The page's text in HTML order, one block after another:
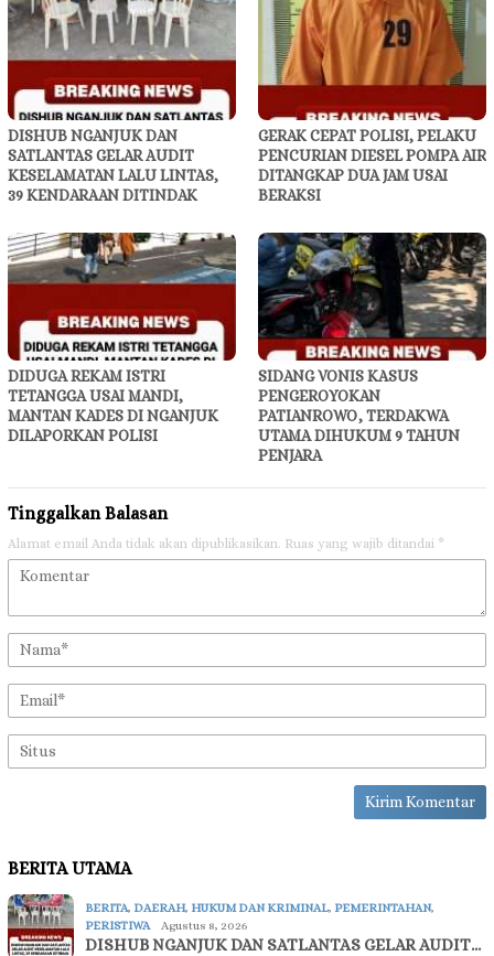
DISHUB NGANJUK DAN
SATLANTAS GELAR AUDIT
KESELAMATAN LALU LINTAS,
39 KENDARAAN DITINDAK
GERAK CEPAT POLISI, PELAKU
PENCURIAN DIESEL POMPA AIR
DITANGKAP DUA JAM USAI
BERAKSI
DIDUGA REKAM ISTRI
TETANGGA USAI MANDI,
MANTAN KADES DI NGANJUK
DILAPORKAN POLISI
SIDANG VONIS KASUS
PENGEROYOKAN
PATIANROWO, TERDAKWA
UTAMA DIHUKUM 9 TAHUN
PENJARA
Tinggalkan Balasan
Alamat email Anda tidak akan dipublikasikan. Ruas yang wajib ditandai *
BERITA UTAMA
BERITA, DAERAH, HUKUM DAN KRIMINAL, PEMERINTAHAN,
PERISTIWA
Agustus 8, 2026
DISHUB NGANJUK DAN SATLANTAS GELAR AUDIT…